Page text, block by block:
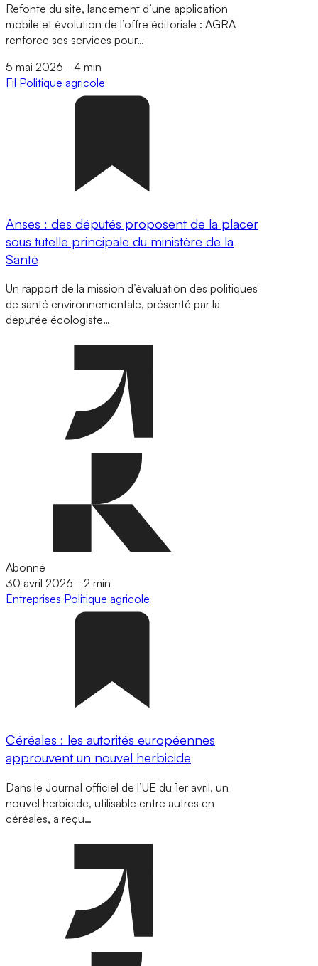
Refonte du site, lancement d’une application
mobile et évolution de l’offre éditoriale : AGRA
renforce ses services pour…
5 mai 2026 - 4 min
Fil Politique agricole
Anses : des députés proposent de la placer
sous tutelle principale du ministère de la
Santé
Un rapport de la mission d’évaluation des politiques
de santé environnementale, présenté par la
députée écologiste…
Abonné
30 avril 2026 - 2 min
Entreprises Politique agricole
Céréales : les autorités européennes
approuvent un nouvel herbicide
Dans le Journal officiel de l’UE du 1er avril, un
nouvel herbicide, utilisable entre autres en
céréales, a reçu…